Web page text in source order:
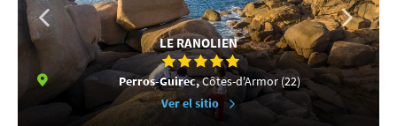
LE RANOLIEN
Perros-Guirec,Côtes-d'Armor (22)
Ver el sitio